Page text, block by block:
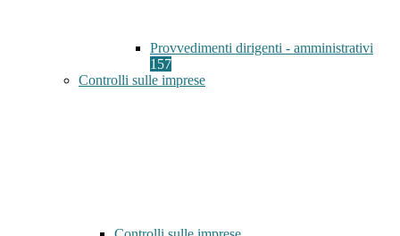
Provvedimenti dirigenti - amministrativi
157
Controlli sulle imprese